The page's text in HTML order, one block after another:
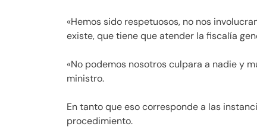
«Hemos sido respetuosos, no nos
existe, que tiene que atender la fiscalía
«No podemos nosotros culpara a nadie y
ministro.
En tanto que eso corresponde a las
procedimiento.